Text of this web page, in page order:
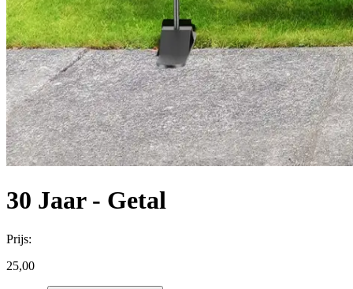
30 Jaar - Getal
Prijs:
25,00